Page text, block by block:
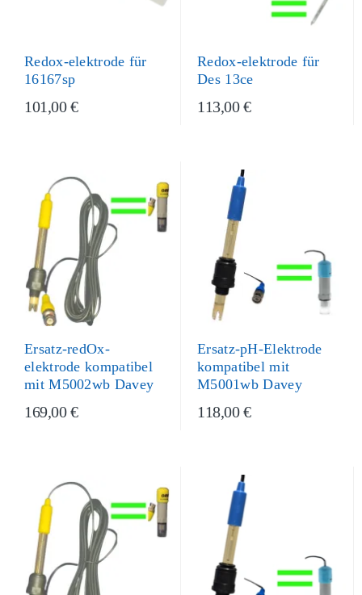
Redox-elektrode für
16167sp
101,00 €
Redox-elektrode für
Des 13ce
113,00 €
Ersatz-redOx-
elektrode kompatibel
mit M5002wb Davey
169,00 €
Ersatz-pH-Elektrode
kompatibel mit
M5001wb Davey
118,00 €